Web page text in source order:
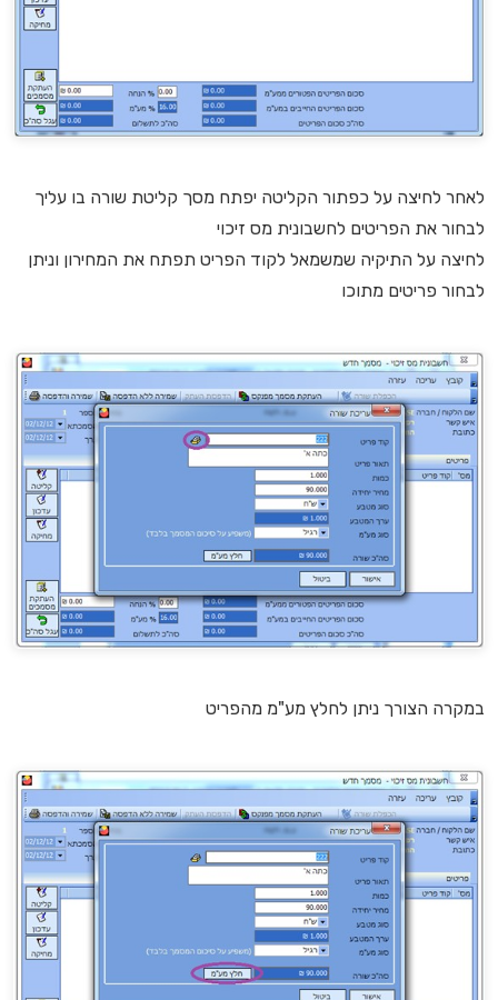
לאחר לחיצה על כפתור הקליטה יפתח מסך קליטת שורה בו עליך
לבחור את הפריטים לחשבונית מס זיכוי
לחיצה על התיקיה שמשמאל לקוד הפריט תפתח את המחירון וניתן
לבחור פריטים מתוכו
במקרה הצורך ניתן לחלץ מע"מ מהפריט